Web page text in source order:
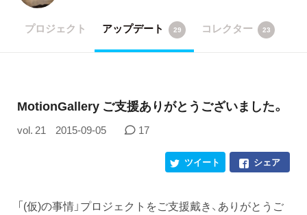
プロジェクト アップデート 29 コレクター 23
​MotionGallery ご支援ありがとうございました。
vol. 21 2015-09-05 17
シェア
ツイート
「(仮)の事情」プロジェクトをご支援戴き、ありがとうご